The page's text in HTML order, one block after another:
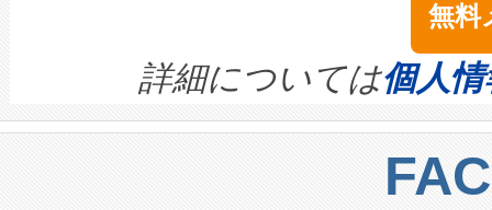
きます。この効率性は、フェ
ます。 Voltaiq provides a
quality and reliability for AI
BESS stack to ensure battery
centers. Voltaiqは、ai&のAI
イズの小径化を実現すること
す。ノーマルモードでは、
ートル先まで検出でき、これ
トに対して約600メートルに
無料
詳細については個人